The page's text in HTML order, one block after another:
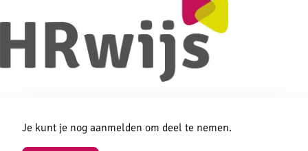
Aanmelden
Je kunt je nog aanmelden om deel te nemen.